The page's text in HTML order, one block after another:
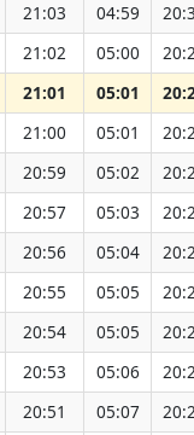
21:03 04:59
21:02 05:00
21:01 05:01
21:00 05:01
20:59 05:02
20:57 05:03
20:56 05:04
20:55 05:05
20:54 05:05
20:53 05:06
20:51 05:07